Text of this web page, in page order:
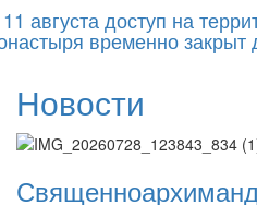
Перейти к архиву
августа доступ на
временно закрыт
Новости